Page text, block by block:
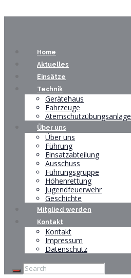
Home
Aktuelles
Einsätze
Technik
Gerätehaus
Fahrzeuge
Atemschutzübungsanlage
Über uns
Über uns
Führung
Einsatzabteilung
Ausschuss
Führungsgruppe
Höhenrettung
Jugendfeuerwehr
Geschichte
Mitglied werden
Kontakt
Kontakt
Impressum
Datenschutz